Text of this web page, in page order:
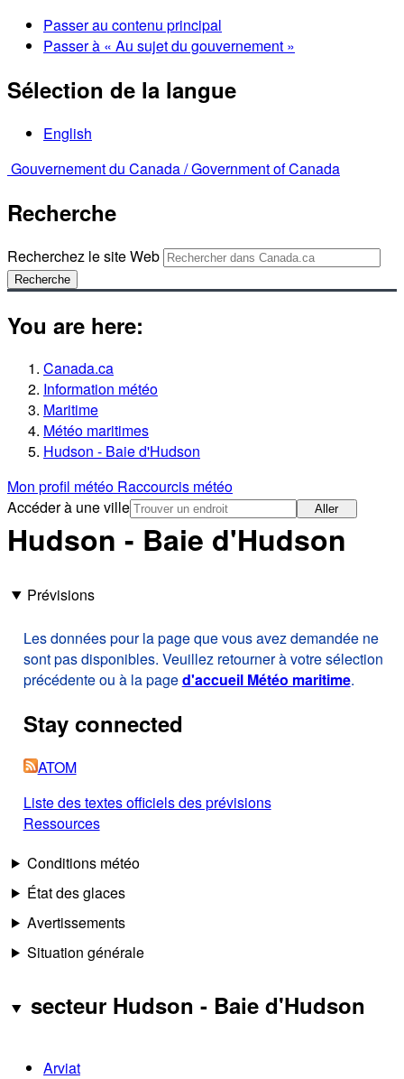
Passer au contenu principal
Passer à « Au sujet du gouvernement »
Sélection de la langue
English
Gouvernement du Canada /Government of Canada
Recherche
Recherchez le site Web
Recherche
You are here:
Canada.ca
Information météo
Maritime
Météo maritimes
Hudson - Baie d'Hudson
Mon profil météo Raccourcis météo
Accéder à une ville
Aller
Hudson - Baie d'Hudson
Prévisions
Les données pour la page que vous avez demandée ne
sont pas disponibles. Veuillez retourner à votre sélection
précédente ou à la paged'accueil Météo maritime.
Stay connected
ATOM
Liste des textes officiels des prévisions
Ressources
Conditions météo
État des glaces
Avertissements
Situation générale
secteur Hudson - Baie d'Hudson
Arviat